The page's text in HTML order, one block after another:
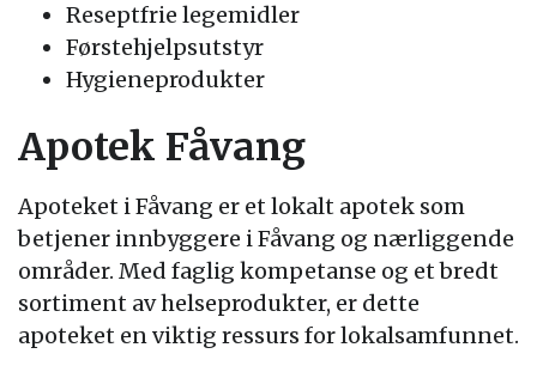
Reseptfrie legemidler
Førstehjelpsutstyr
Hygieneprodukter
Apotek Fåvang
Apoteket i Fåvang er et lokalt apotek som
betjener innbyggere i Fåvang og nærliggende
områder. Med faglig kompetanse og et bredt
sortiment av helseprodukter, er dette
apoteket en viktig ressurs for lokalsamfunnet.